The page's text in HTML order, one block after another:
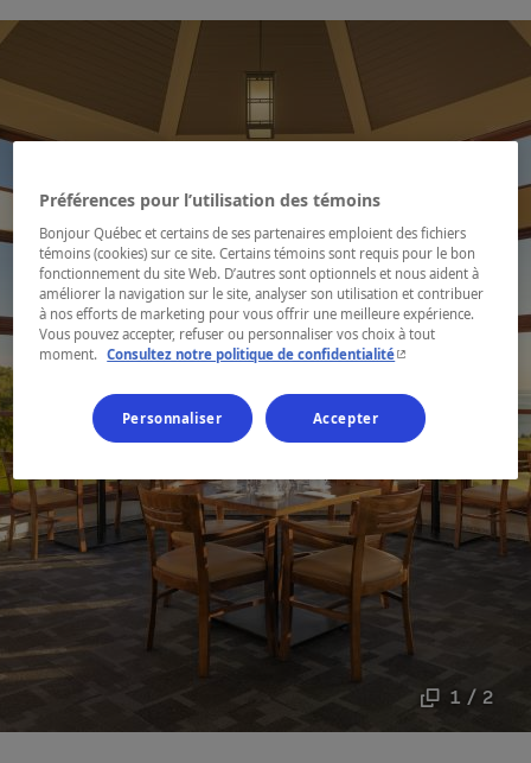
1 / 2
Préférences pour l’utilisation des témoins
Bonjour Québec et certains de ses partenaires emploient des fichiers
témoins (cookies) sur ce site. Certains témoins sont requis pour le bon
fonctionnement du site Web. D’autres sont optionnels et nous aident à
améliorer la navigation sur le site, analyser son utilisation et contribuer
à nos efforts de marketing pour vous offrir une meilleure expérience.
Vous pouvez accepter, refuser ou personnaliser vos choix à tout
moment. Consultez notre politique de confidentialité- Cet hyperlien
Personnaliser Accepter